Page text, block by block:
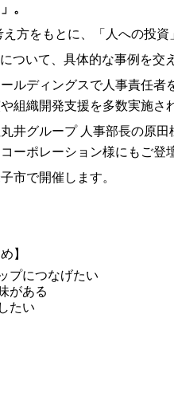
。
方をもとに、「人への投資
ついて、具体的な事例を交
ルディングスで人事責任者
組織開発支援を多数実施さ
井グループ 人事部長の原田
ーポレーション様にもご登
市で開催します。
】
プにつなげたい
がある
たい